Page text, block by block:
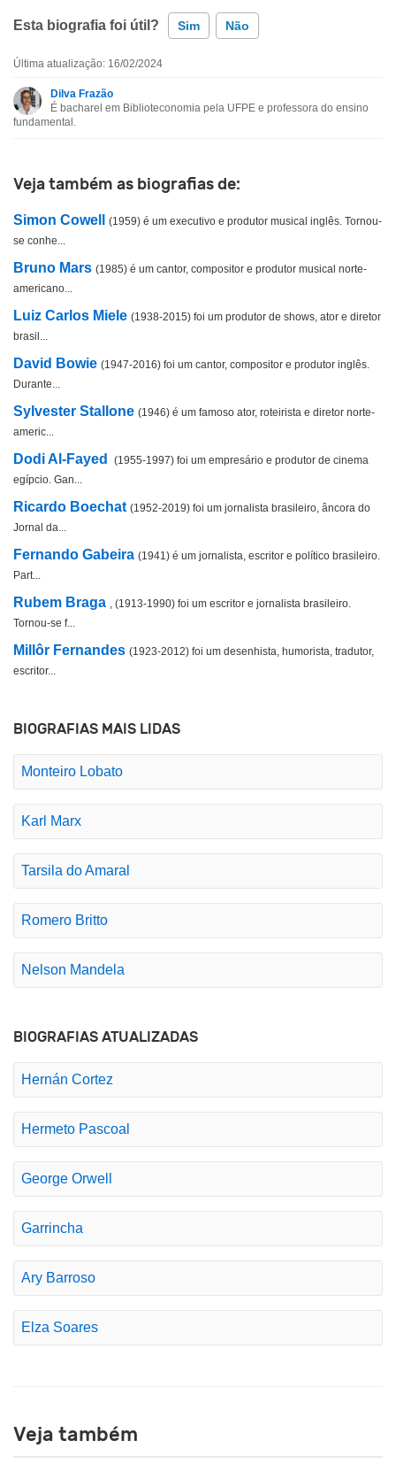
Esta biografia foi útil? Sim Não
Esta biografia não tem a informação que procuro
Última atualização: 16/02/2024
Dilva Frazão
É bacharel em Biblioteconomia pela UFPE e professora do ensino
fundamental.
Veja também as biografias de:
Simon Cowell
(1959) é um executivo e produtor musical inglês. Tornou-
se conhe...
Bruno Mars (1985) é um cantor, compositor e produtor musical norte-
americano...
Luiz Carlos Miele (1938-2015) foi um produtor de shows, ator e diretor
brasil...
David Bowie (1947-2016) foi um cantor, compositor e produtor inglês.
Durante...
Sylvester Stallone (1946) é um famoso ator, roteirista e diretor norte-
americ...
Dodi Al-Fayed
(1955-1997) foi um empresário e produtor de cinema
egípcio. Gan...
Ricardo Boechat (1952-2019) foi um jornalista brasileiro, âncora do
Jornal da...
Fernando Gabeira (1941) é um jornalista, escritor e político brasileiro.
Part...
Rubem Braga
, (1913-1990) foi um escritor e jornalista brasileiro.
Tornou-se f...
Millôr Fernandes (1923-2012) foi um desenhista, humorista, tradutor,
escritor...
BIOGRAFIAS MAIS LIDAS
Monteiro Lobato
Karl Marx
Tarsila do Amaral
Romero Britto
Nelson Mandela
BIOGRAFIAS ATUALIZADAS
Hernán Cortez
Hermeto Pascoal
George Orwell
Garrincha
Ary Barroso
Elza Soares
Veja também